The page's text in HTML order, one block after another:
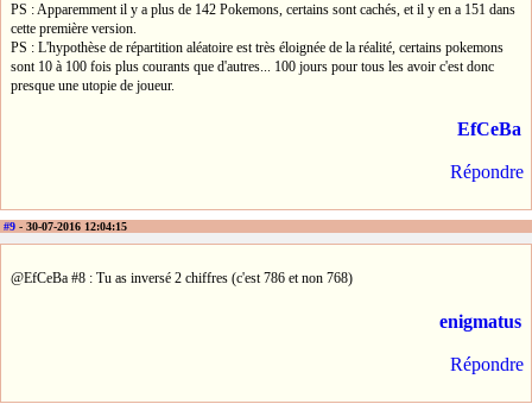
PS : Apparemment il y a plus de 142 Pokemons, certains sont cachés, et il y en a 151 dans
cette première version.
PS : L'hypothèse de répartition aléatoire est très éloignée de la réalité, certains pokemons
sont 10 à 100 fois plus courants que d'autres... 100 jours pour tous les avoir c'est donc
presque une utopie de joueur.
EfCeBa
Répondre
#9 - 30-07-2016 12:04:15
@EfCeBa #8 : Tu as inversé 2 chiffres (c'est 786 et non 768)
enigmatus
Répondre